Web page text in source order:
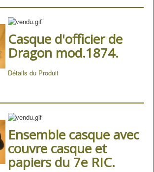
Casque d'officier de
Dragon mod.1874.
Détails du Produit
Ensemble casque avec
couvre casque et
papiers du 7e RIC.